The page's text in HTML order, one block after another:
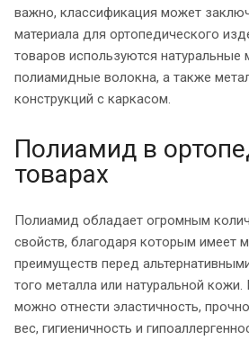
важно, классификация может
материала для ортопедического
товаров используются натуральные
полиамидные волокна, а также
конструкций с каркасом.
Полиамид в
товарах
Полиамид обладает огромным
свойств, благодаря которым имеет
преимуществ перед
того металла или натуральной
можно отнести эластичность,
вес, гигиеничность и